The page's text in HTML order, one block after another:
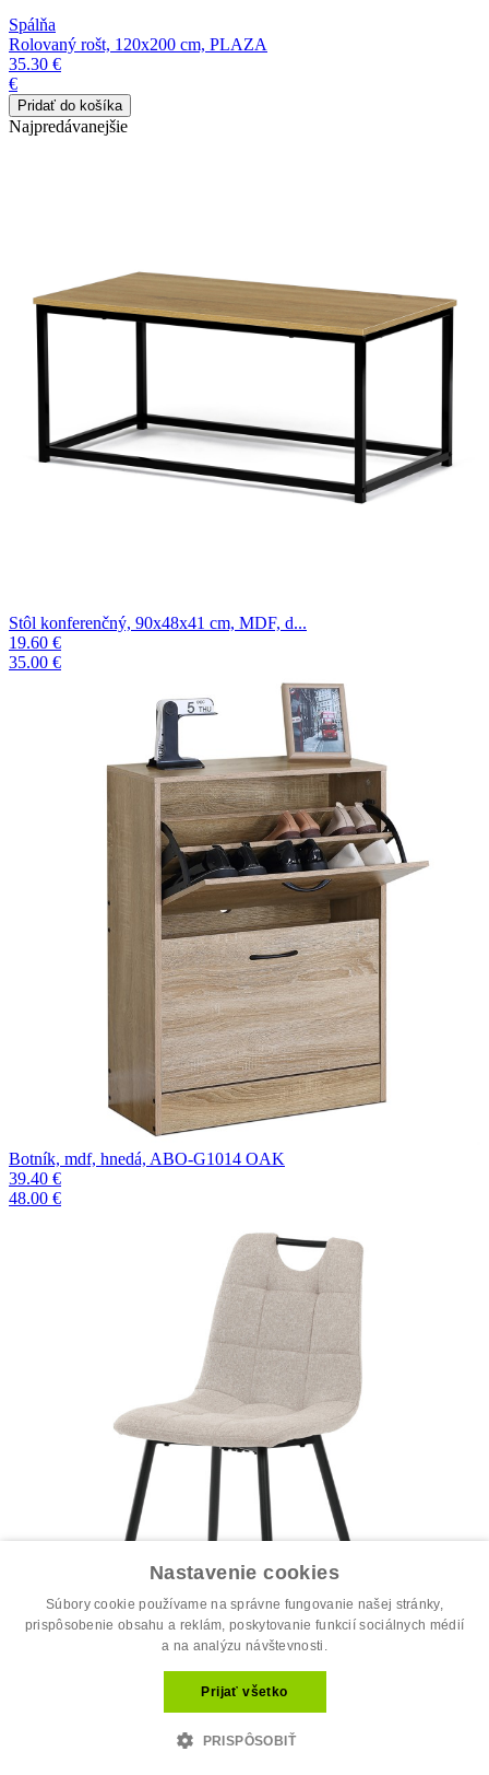
Spálňa
Rolovaný rošt, 120x200 cm, PLAZA
35.30 €
€
Najpredávanejšie
Stôl konferenčný, 90x48x41 cm, MDF, d...
19.60 €
35.00 €
Botník, mdf, hnedá, ABO-G1014 OAK
39.40 €
48.00 €
Jedálenská stolička, béžová, látka, D...
Nastavenie cookies
Súbory cookie používame na správne fungovanie našej stránky,
prispôsobenie obsahu a reklám, poskytovanie funkcií sociálnych médií
a na analýzu návštevnosti.
Prijať všetko
PRISPÔSOBIŤ